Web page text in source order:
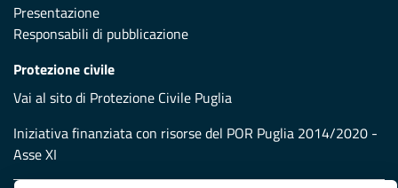
Presentazione
Responsabili di pubblicazione
Protezione civile
Vai al sito di Protezione Civile Puglia
Iniziativa finanziata con risorse del POR Puglia 2014/2020 -
Asse XI